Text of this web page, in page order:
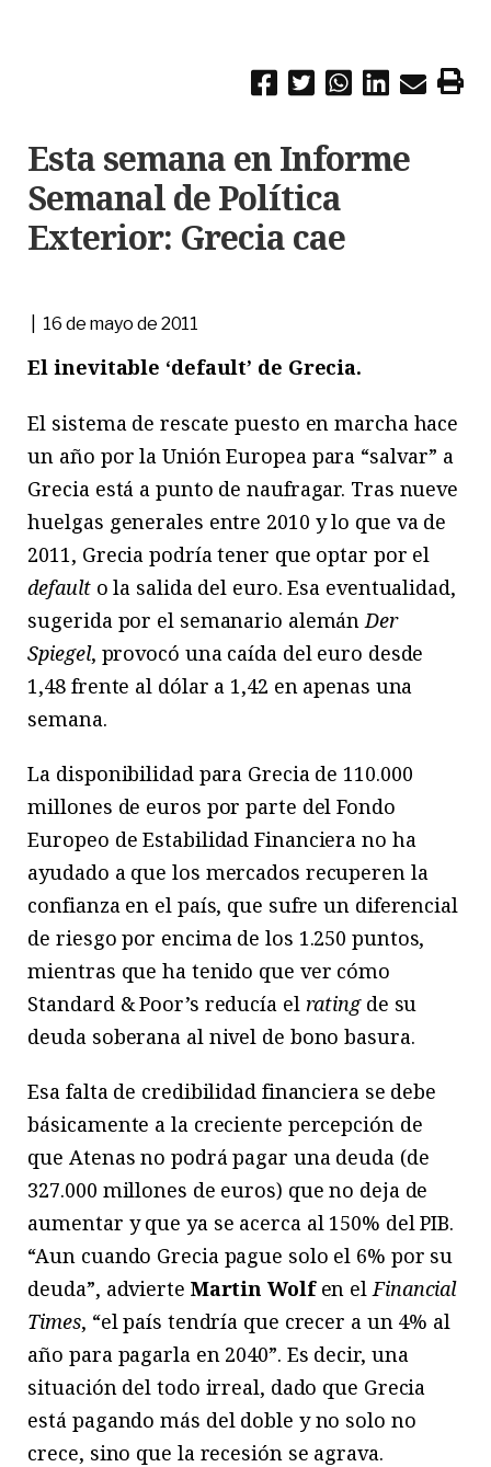
Esta semana en Informe
Semanal de Política
Exterior: Grecia cae
| 16 de mayo de 2011
El inevitable ‘default’ de Grecia.
El sistema de rescate puesto en marcha hace
un año por la Unión Europea para “salvar” a
Grecia está a punto de naufragar. Tras nueve
huelgas generales entre 2010 y lo que va de
2011, Grecia podría tener que optar por el
defaulto la salida del euro. Esa eventualidad,
sugerida por el semanario alemán Der
Spiegel, provocó una caída del euro desde
1,48 frente al dólar a 1,42 en apenas una
semana.
La disponibilidad para Grecia de 110.000
millones de euros por parte del Fondo
Europeo de Estabilidad Financiera no ha
ayudado a que los mercados recuperen la
confianza en el país, que sufre un diferencial
de riesgo por encima de los 1.250 puntos,
mientras que ha tenido que ver cómo
Standard & Poor’s reducía el ratingde su
deuda soberana al nivel de bono basura.
Esa falta de credibilidad financiera se debe
básicamente a la creciente percepción de
que Atenas no podrá pagar una deuda (de
327.000 millones de euros) que no deja de
aumentar y que ya se acerca al 150% del PIB.
“Aun cuando Grecia pague solo el 6% por su
deuda”, advierte Martin Wolfen el Financial
Times, “el país tendría que crecer a un 4% al
año para pagarla en 2040”. Es decir, una
situación del todo irreal, dado que Grecia
está pagando más del doble y no solo no
crece, sino que la recesión se agrava.